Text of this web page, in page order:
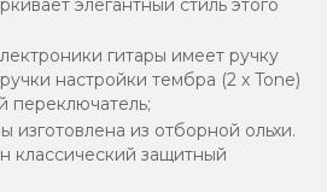
элегантный стиль этого
гитары имеет ручку
настройки тембра (2 х Tone)
переключатель;
изготовлена из отборной ольхи.
классический защитный